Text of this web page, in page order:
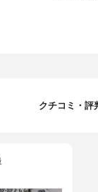
ブター、USBケーブル
クチコミ・評